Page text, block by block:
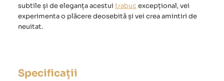
subtile și de eleganța acestui trabuc excepțional, vei
experimenta o plăcere deosebită și vei crea amintiri de
neuitat.
Specificații